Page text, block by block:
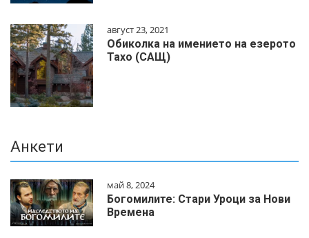
август 23, 2021
Обиколка на имението на езерото
Тахо (САЩ)
Анкети
май 8, 2024
Богомилите: Стари Уроци за Нови
Времена